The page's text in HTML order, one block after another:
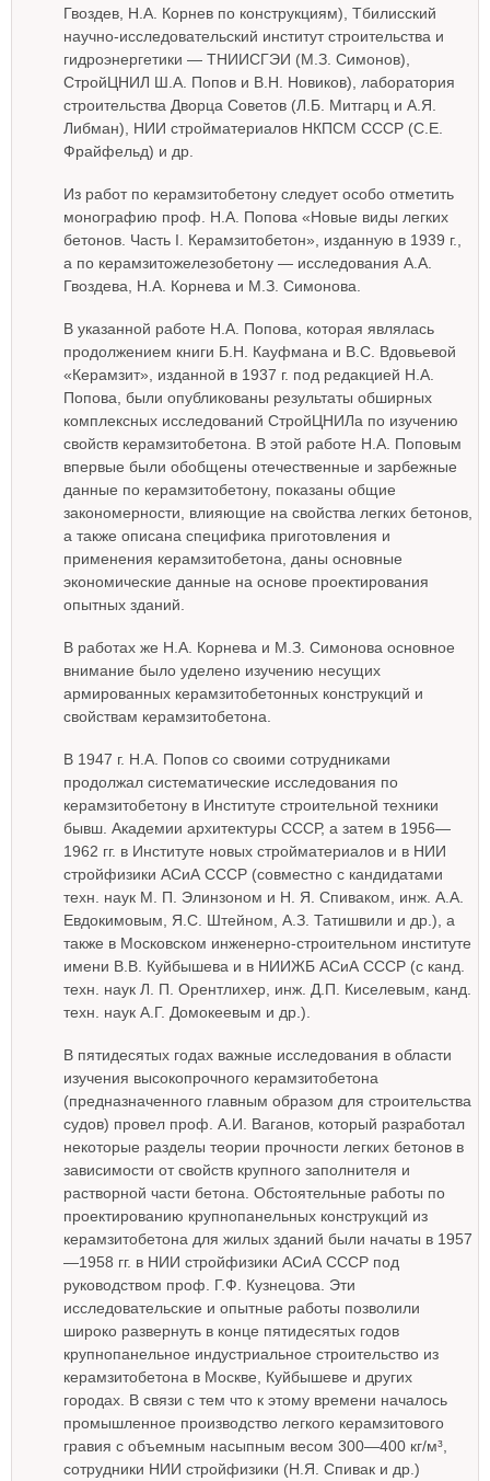
Гвоздев, Н.А. Корнев по конструкциям), Тбилисский
научно-исследовательский институт строительства и
гидроэнергетики — ТНИИСГЭИ (М.З. Симонов),
СтройЦНИЛ Ш.А. Попов и В.Н. Новиков), лаборатория
строительства Дворца Советов (Л.Б. Митгарц и А.Я.
Либман), НИИ стройматериалов НКПСМ СССР (С.Е.
Фрайфельд) и др.
Из работ по керамзитобетону следует особо отметить
монографию проф. Н.А. Попова «Новые виды легких
бетонов. Часть I. Керамзитобетон», изданную в 1939 г.,
а по керамзитожелезобетону — исследования А.А.
Гвоздева, Н.А. Корнева и М.З. Симонова.
В указанной работе Н.А. Попова, которая являлась
продолжением книги Б.Н. Кауфмана и В.С. Вдовьевой
«Керамзит», изданной в 1937 г. под редакцией Н.А.
Попова, были опубликованы результаты обширных
комплексных исследований СтройЦНИЛа по изучению
свойств керамзитобетона. В этой работе Н.А. Поповым
впервые были обобщены отечественные и зарбежные
данные по керамзитобетону, показаны общие
закономерности, влияющие на свойства легких бетонов,
а также описана специфика приготовления и
применения керамзитобетона, даны основные
экономические данные на основе проектирования
опытных зданий.
В работах же Н.А. Корнева и М.З. Симонова основное
внимание было уделено изучению несущих
армированных керамзитобетонных конструкций и
свойствам керамзитобетона.
В 1947 г. Н.А. Попов со своими сотрудниками
продолжал систематические исследования по
керамзитобетону в Институте строительной техники
бывш. Академии архитектуры СССР, а затем в 1956—
1962 гг. в Институте новых стройматериалов и в НИИ
стройфизики АСиА СССР (совместно с кандидатами
техн. наук М. П. Элинзоном и Н. Я. Спиваком, инж. А.А.
Евдокимовым, Я.С. Штейном, А.З. Татишвили и др.), а
также в Московском инженерно-строительном институте
имени В.В. Куйбышева и в НИИЖБ АСиА СССР (с канд.
техн. наук Л. П. Орентлихер, инж. Д.П. Киселевым, канд.
техн. наук А.Г. Домокеевым и др.).
В пятидесятых годах важные исследования в области
изучения высокопрочного керамзитобетона
(предназначенного главным образом для строительства
судов) провел проф. А.И. Ваганов, который разработал
некоторые разделы теории прочности легких бетонов в
зависимости от свойств крупного заполнителя и
растворной части бетона. Обстоятельные работы по
проектированию крупнопанельных конструкций из
керамзитобетона для жилых зданий были начаты в 1957
—1958 гг. в НИИ стройфизики АСиА СССР под
руководством проф. Г.Ф. Кузнецова. Эти
исследовательские и опытные работы позволили
широко развернуть в конце пятидесятых годов
крупнопанельное индустриальное строительство из
керамзитобетона в Москве, Куйбышеве и других
городах. В связи с тем что к этому времени началось
промышленное производство легкого керамзитового
гравия с объемным насыпным весом 300—400 кг/м³,
сотрудники НИИ стройфизики (Н.Я. Спивак и др.)